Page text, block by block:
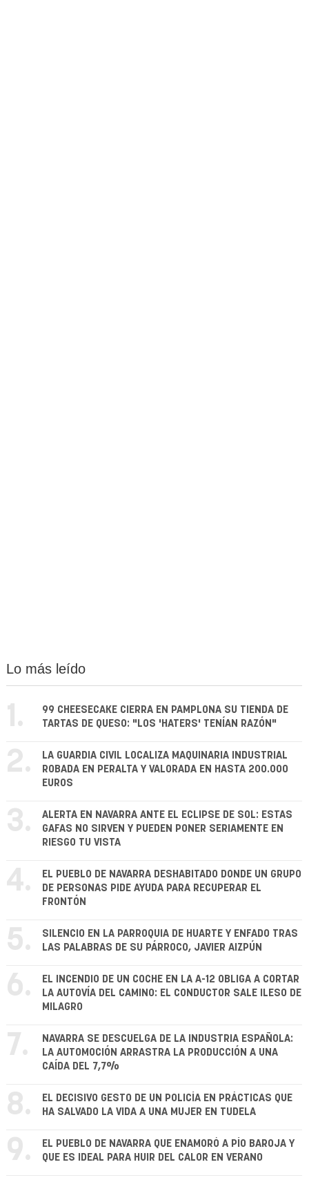
Lo más leído
1.
99 CHEESECAKE CIERRA EN PAMPLONA SU TIENDA DE
TARTAS DE QUESO: "LOS 'HATERS' TENÍAN RAZÓN"
2.
LA GUARDIA CIVIL LOCALIZA MAQUINARIA INDUSTRIAL
ROBADA EN PERALTA Y VALORADA EN HASTA 200.000
EUROS
3.
ALERTA EN NAVARRA ANTE EL ECLIPSE DE SOL: ESTAS
GAFAS NO SIRVEN Y PUEDEN PONER SERIAMENTE EN
RIESGO TU VISTA
4.
EL PUEBLO DE NAVARRA DESHABITADO DONDE UN GRUPO
DE PERSONAS PIDE AYUDA PARA RECUPERAR EL
FRONTÓN
5.
SILENCIO EN LA PARROQUIA DE HUARTE Y ENFADO TRAS
LAS PALABRAS DE SU PÁRROCO, JAVIER AIZPÚN
6.
EL INCENDIO DE UN COCHE EN LA A-12 OBLIGA A CORTAR
LA AUTOVÍA DEL CAMINO: EL CONDUCTOR SALE ILESO DE
MILAGRO
7.
NAVARRA SE DESCUELGA DE LA INDUSTRIA ESPAÑOLA:
LA AUTOMOCIÓN ARRASTRA LA PRODUCCIÓN A UNA
CAÍDA DEL 7,7%
8.
EL DECISIVO GESTO DE UN POLICÍA EN PRÁCTICAS QUE
HA SALVADO LA VIDA A UNA MUJER EN TUDELA
9.
EL PUEBLO DE NAVARRA QUE ENAMORÓ A PÍO BAROJA Y
QUE ES IDEAL PARA HUIR DEL CALOR EN VERANO